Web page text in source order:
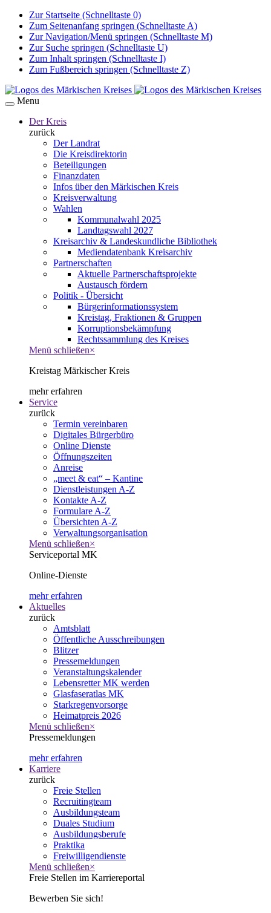
Zur Startseite (Schnelltaste 0)
Zum Seitenanfang springen (Schnelltaste A)
Zur Navigation/Menü springen (Schnelltaste M)
Zur Suche springen (Schnelltaste U)
Zum Inhalt springen (Schnelltaste I)
Zum Fußbereich springen (Schnelltaste Z)
Menu
Der Kreis
zurück
Der Landrat
Die Kreisdirektorin
Beteiligungen
Finanzdaten
Infos über den Märkischen Kreis
Kreisverwaltung
Wahlen
Kommunalwahl 2025
Landtagswahl 2027
Kreisarchiv & Landeskundliche Bibliothek
Mediendatenbank Kreisarchiv
Partnerschaften
Aktuelle Partnerschaftsprojekte
Austausch fördern
Politik - Übersicht
Bürgerinformationssystem
Kreistag, Fraktionen & Gruppen
Korruptionsbekämpfung
Rechtssammlung des Kreises
Menü schließen×
Kreistag Märkischer Kreis
mehr erfahren
Service
zurück
Termin vereinbaren
Digitales Bürgerbüro
Online Dienste
Öffnungszeiten
Anreise
„meet & eat“ – Kantine
Dienstleistungen A-Z
Kontakte A-Z
Formulare A-Z
Übersichten A-Z
Verwaltungsorganisation
Menü schließen×
Serviceportal MK
Online-Dienste
mehr erfahren
Aktuelles
zurück
Amtsblatt
Öffentliche Ausschreibungen
Blitzer
Pressemeldungen
Veranstaltungskalender
Lebensretter MK werden
Glasfaseratlas MK
Starkregenvorsorge
Heimatpreis 2026
Menü schließen×
Pressemeldungen
mehr erfahren
Karriere
zurück
Freie Stellen
Recruitingteam
Ausbildungsteam
Duales Studium
Ausbildungsberufe
Praktika
Freiwilligendienste
Menü schließen×
Freie Stellen im Karriereportal
Bewerben Sie sich!